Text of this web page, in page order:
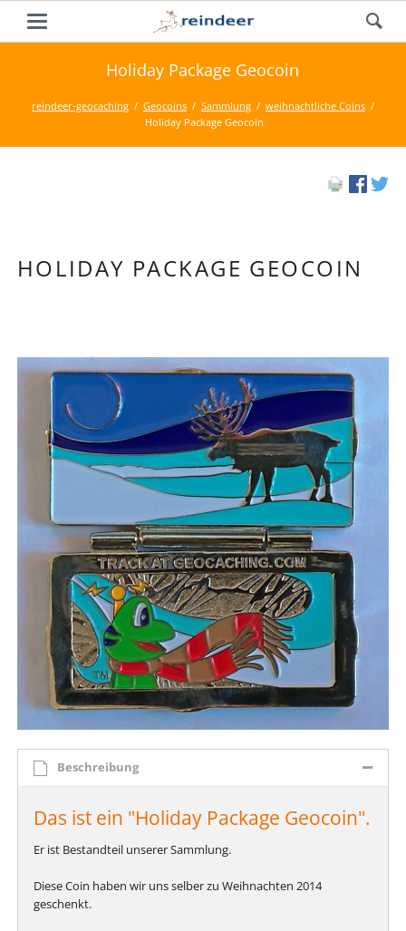
Holiday Package Geocoin
reindeer-geocaching Geocoins Sammlung
weihnachtliche Coins
Holiday Package Geocoin
HOLIDAY PACKAGE GEOCOIN
Beschreibung
Das ist ein "Holiday Package Geocoin".
Er ist Bestandteil unserer Sammlung.
Diese Coin haben wir uns selber zu Weihnachten 2014
geschenkt.